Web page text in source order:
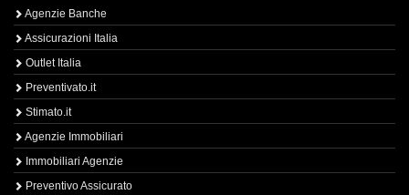
Agenzie Banche
Assicurazioni Italia
Outlet Italia
Preventivato.it
Stimato.it
Agenzie Immobiliari
Immobiliari Agenzie
Preventivo Assicurato